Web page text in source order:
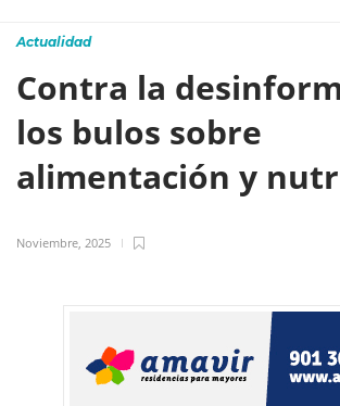
Actualidad
Contra la
los bulos sobre
alimentación y
Noviembre, 2025